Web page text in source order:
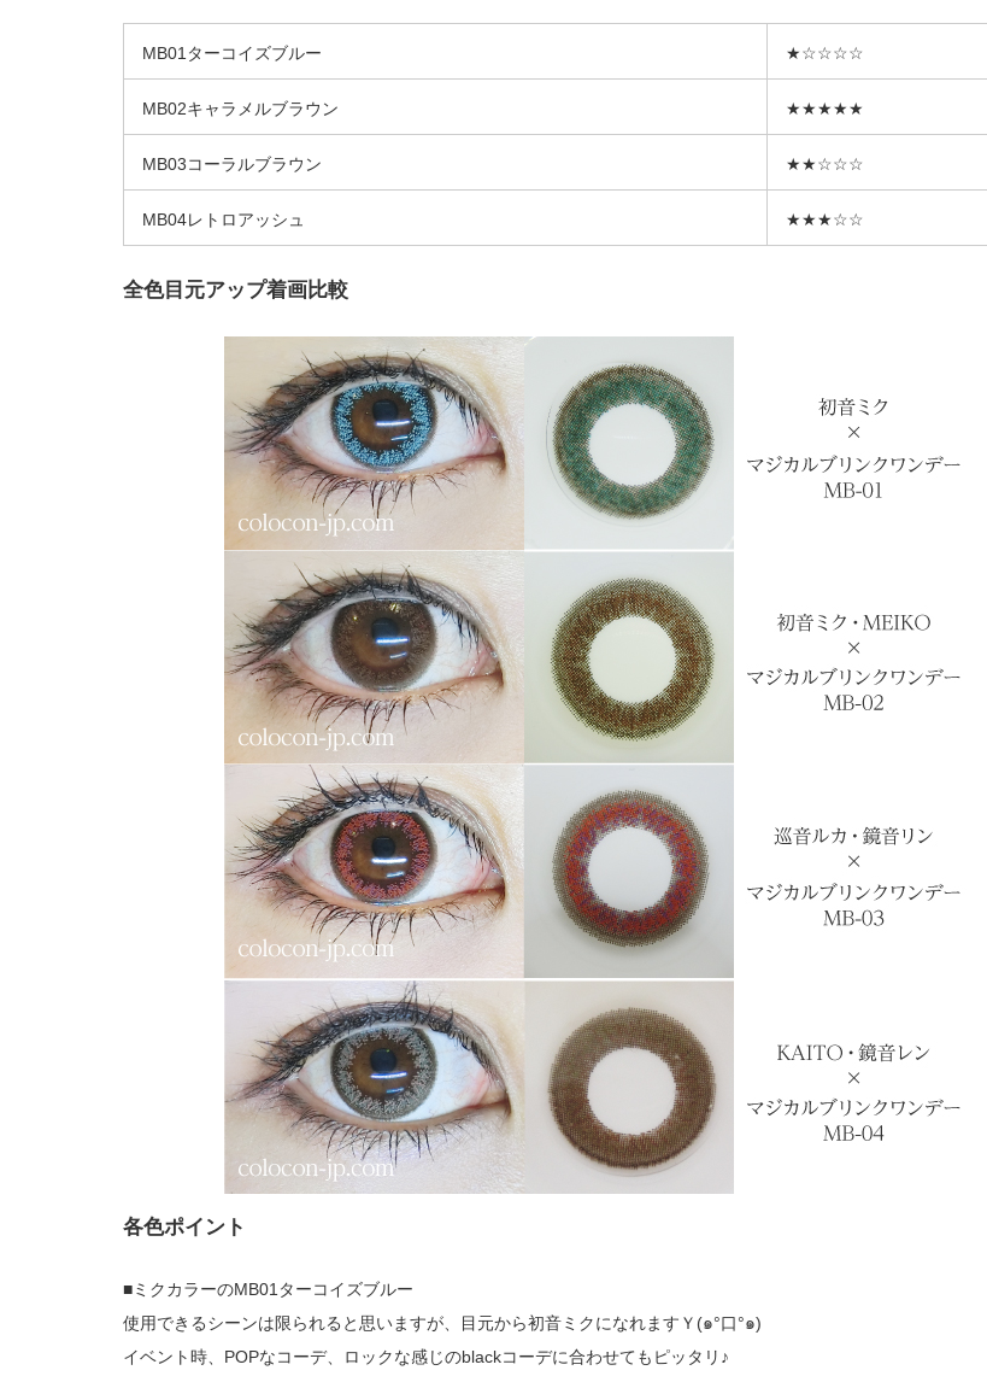
MB01ターコイズブルー ★☆☆☆☆
MB02キャラメルブラウン ★★★★★
MB03コーラルブラウン ★★☆☆☆
MB04レトロアッシュ ★★★☆☆
全色目元アップ着画比較
各色ポイント
■ミクカラーのMB01ターコイズブルー
使用できるシーンは限られると思いますが、目元から初音ミクになれますＹ(๑°口°๑)
イベント時、POPなコーデ、ロックな感じのblackコーデに合わせてもピッタリ♪